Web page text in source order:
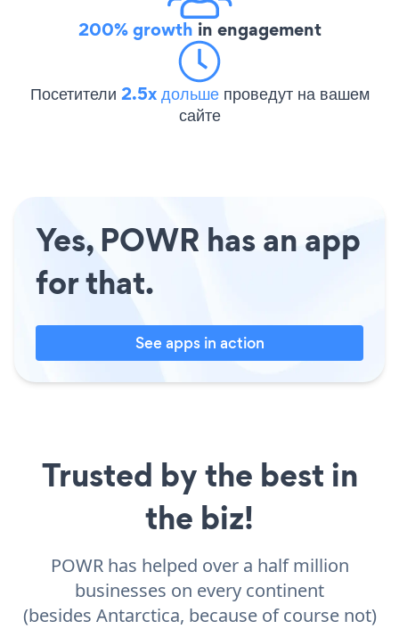
200% growth in engagement
Посетители 2.5x дольше проведут на вашем
сайте
Yes, POWR has an app
for that.
See apps in action
Trusted by the best in
the biz!
POWR has helped over a half million
businesses on every continent
(besides Antarctica, because of course not)